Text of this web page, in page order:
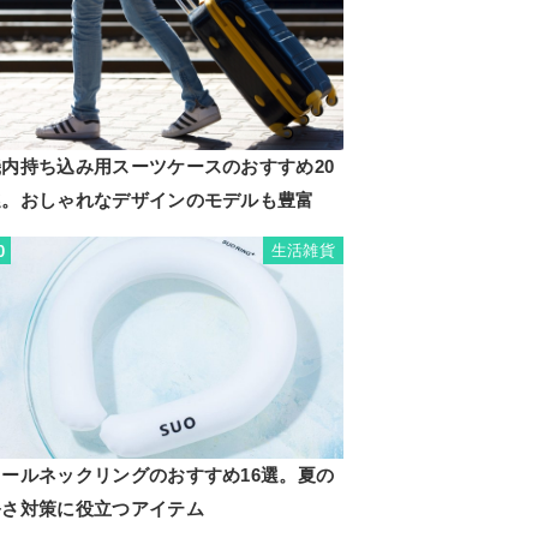
持ち込み用スーツケースのおすすめ20
おしゃれなデザインのモデルも豊富
生活雑貨
ルネックリングのおすすめ16選。夏の
対策に役立つアイテム